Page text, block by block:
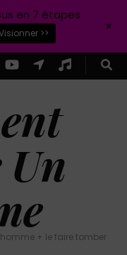
+ le faire tomber
en 7 étapes
>> +